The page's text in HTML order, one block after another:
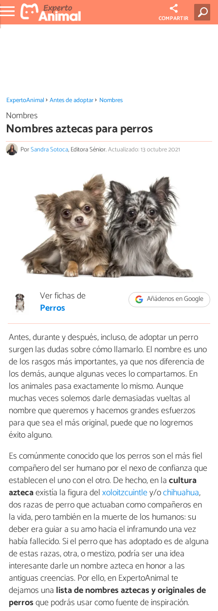
COMPARTIR
ExpertoAnimal Antes de adoptar Nombres
Nombres
Nombres aztecas para perros
PorSandra Sotoca, Editora Sénior.Actualizado: 13 octubre 2021
Añádenos en Google
Ver fichas de
Perros
Antes, durante y después, incluso, de adoptar un perro
surgen las dudas sobre cómo llamarlo. El nombre es uno
de los rasgos más importantes, ya que nos diferencia de
los demás, aunque algunas veces lo compartamos. En
los animales pasa exactamente lo mismo. Aunque
muchas veces solemos darle demasiadas vueltas al
nombre que queremos y hacemos grandes esfuerzos
para que sea el más original, puede que no logremos
éxito alguno.
Es comúnmente conocido que los perros son el más fiel
compañero del ser humano por el nexo de confianza que
establecen el uno con el otro. De hecho, en lacultura
aztecaexistía la figura delxoloitzcuintley/ochihuahua,
dos razas de perro que actuaban como compañeros en
la vida, pero también en la muerte de los humanos: su
deber era guiar a su amo hacia el inframundo una vez
había fallecido. Si el perro que has adoptado es de alguna
de estas razas, otra, o mestizo, podría ser una idea
interesante darle un nombre azteca en honor a las
antiguas creencias. Por ello, en ExpertoAnimal te
dejamos una lista de nombres aztecas y originales de
perrosque podrás usar como fuente de inspiración.